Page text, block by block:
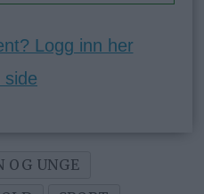
Logg inn her
side
OG UNGE